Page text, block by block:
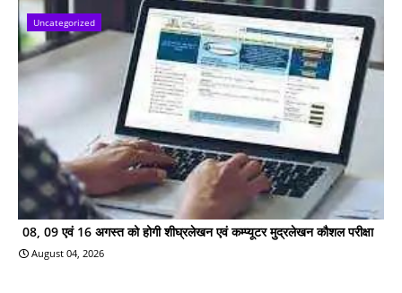
Uncategorized
08, 09 एवं 16 अगस्त को होगी शीघ्रलेखन एवं कम्प्यूटर मुद्रलेखन कौशल परीक्षा
August 04, 2026